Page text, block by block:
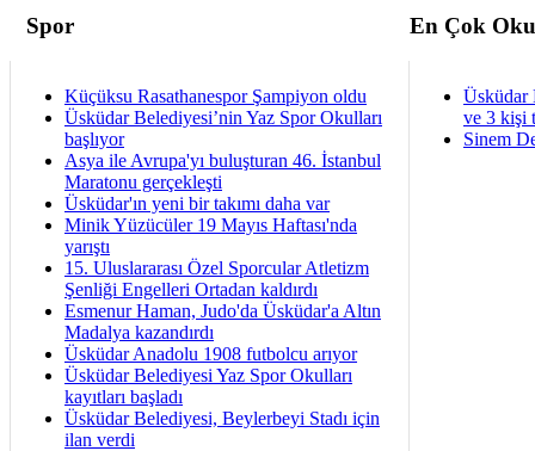
Spor En Çok
Küçüksu Rasathanespor Şampiyon oldu
Üsküdar Belediyesi’nin Yaz Spor Okulları
başlıyor
Asya ile Avrupa'yı buluşturan 46. İstanbul
Maratonu gerçekleşti
Üsküdar'ın yeni bir takımı daha var
Minik Yüzücüler 19 Mayıs Haftası'nda
yarıştı
15. Uluslararası Özel Sporcular Atletizm
Şenliği Engelleri Ortadan kaldırdı
Esmenur Haman, Judo'da Üsküdar'a Altın
Madalya kazandırdı
Üsküdar Anadolu 1908 futbolcu arıyor
Üsküdar Belediyesi Yaz Spor Okulları
kayıtları başladı
Üsküdar Belediyesi, Beylerbeyi Stadı için
ilan verdi
Üsküdar
ve 3 kişi
Sinem